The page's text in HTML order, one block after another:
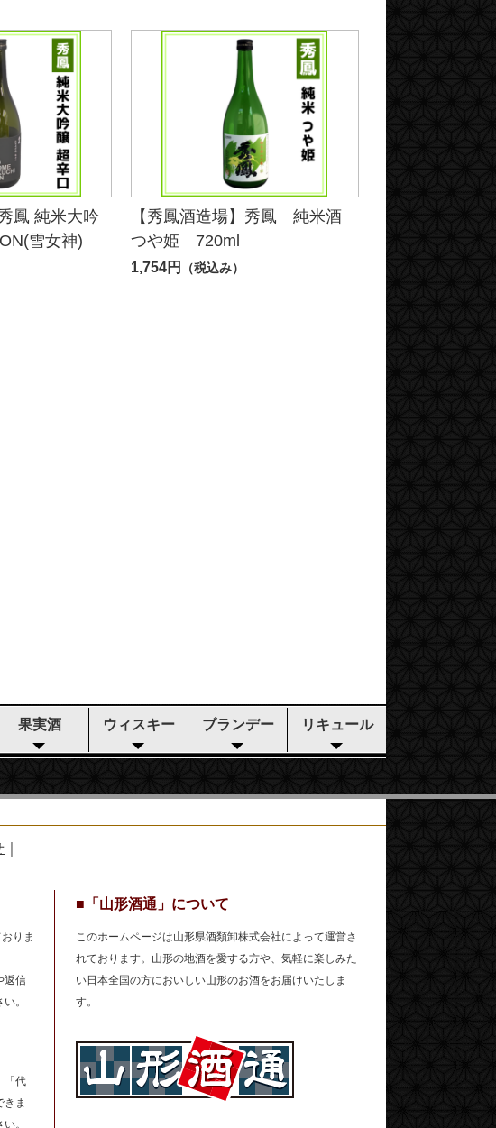
鳳 純米大吟
雪女神)
【秀鳳酒造場】秀鳳 純米酒
つや姫 720ml
1,754円 （税込み）
果実酒 ウィスキー ブランデー リキュール
りま
返信
。
「代
ま
。
■「山形酒通」について
このホームページは山形県酒類卸株式会社によって運営さ
れております。山形の地酒を愛する方や、気軽に楽しみた
い日本全国の方においしい山形のお酒をお届けいたしま
す。